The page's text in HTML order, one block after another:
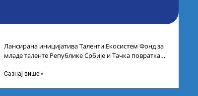
Лансирана иницијатива Таленти.Екосистем Фонд за
младе таленте Републике Србије и Тачка повратка
догађају су се
Сазнај више »